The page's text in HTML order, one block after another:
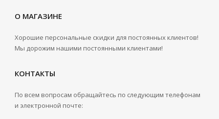
О МАГАЗИНЕ
Хорошие персональные скидки для постоянных клиентов!
Мы дорожим нашими постоянными клиентами!
КОНТАКТЫ
По всем вопросам обращайтесь по следующим телефонам
и электронной почте: